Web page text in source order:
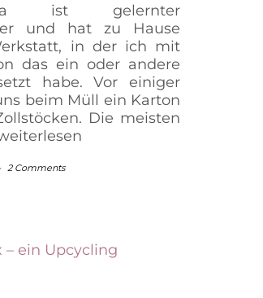
ist gelernter
und hat zu Hause
in der ich mit
das ein oder andere
habe. Vor einiger
beim Müll ein Karton
Die meisten
2 Comments